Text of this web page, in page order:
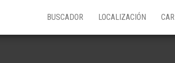
BUSCADOR LOCALIZACIÓN